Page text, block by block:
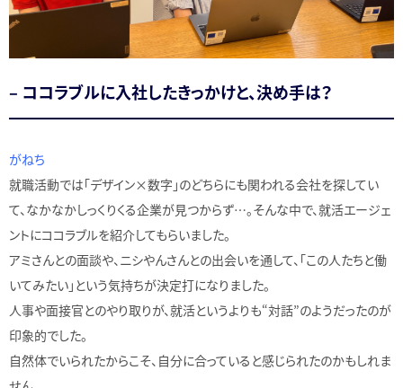
– ココラブルに入社したきっかけと、決め手は？
がねち
就職活動では「デザイン×数字」のどちらにも関われる会社を探してい
て、なかなかしっくりくる企業が見つからず…。そんな中で、就活エージェ
ントにココラブルを紹介してもらいました。
アミさんとの面談や、ニシやんさんとの出会いを通して、「この人たちと働
いてみたい」という気持ちが決定打になりました。
人事や面接官とのやり取りが、就活というよりも“対話”のようだったのが
印象的でした。
自然体でいられたからこそ、自分に合っていると感じられたのかもしれま